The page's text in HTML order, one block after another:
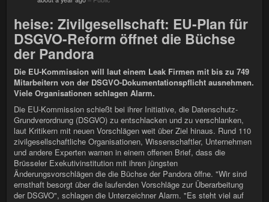
heise: Zivilgesellschaft: EU-Plan für
DSGVO-Reform öffnet die Büchse
der Pandora
Die EU-Kommission will laut einem Leak Firmen mit bis zu 749
Mitarbeitern von der DSGVO-Dokumentationspflicht ausnehmen.
Viele Organisationen schlagen Alarm.
Die EU-Kommission schießt bei ihrer Initiative, die Datenschutz-
Grundverordnung (DSGVO) zu entschlacken und zu verschlanken,
laut Kritikern mit neuen Vorschlägen weit über Ziel hinaus. Rund 110
zivilgesellschaftliche Organisationen, Wissenschaftler, Unternehmen
und andere Experten warnen in einem offenen Brief, dass die
Brüsseler Exekutivinstitution mit ihren jüngsten
Änderungsvorschlägen die die Büchse der Pandora öffne. "Wir sind
ernsthaft besorgt über die laufenden Vorschläge zur Überarbeitung
der DSGVO", schlagen die Unterzeichner Alarm. "Es steht viel auf